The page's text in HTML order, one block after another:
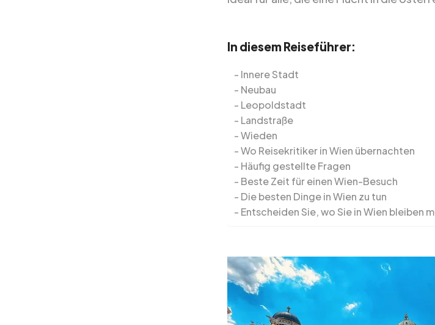
In diesem Reiseführer:
Innere Stadt
Neubau
Leopoldstadt
Landstraße
Wieden
Wo Reisekritiker in Wien übernachten
Häufig gestellte Fragen
Beste Zeit für einen Wien-Besuch
Die besten Dinge in Wien zu tun
Entscheiden Sie, wo Sie in Wien bleiben